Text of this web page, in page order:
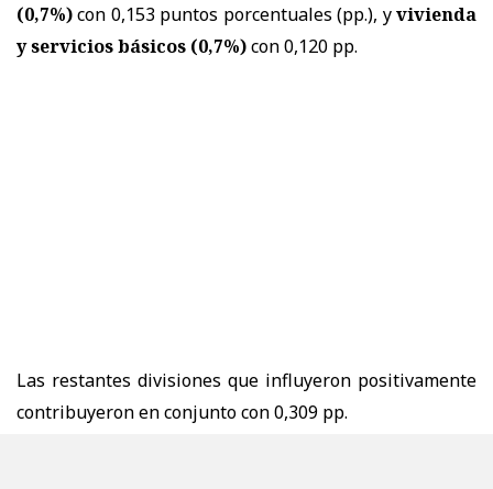
(0,7%)con 0,153 puntos porcentuales (pp.), yvivienda
y servicios básicos (0,7%)con 0,120 pp.
Las restantes divisiones que influyeron positivamente
contribuyeron en conjunto con 0,309 pp.